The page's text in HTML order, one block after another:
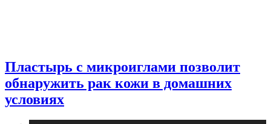
Пластырь с микроиглами позволит
обнаружить рак кожи в домашних
условиях